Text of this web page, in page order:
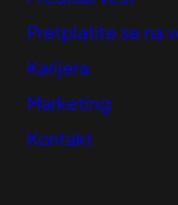
Pretplatite se na
Karijera
Marketing
Kontakt